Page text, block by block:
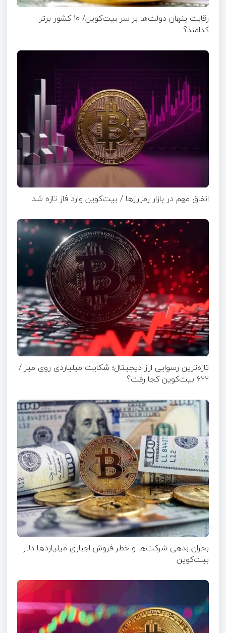
رقابت پنهان دولت‌ها بر سر بیت‌کوین/ ۱۰ کشور برتر
کدامند؟
اتفاق مهم در بازار رمزارزها / بیت‌کوین وارد فاز تازه شد
تازه‌ترین رسوایی ارز دیجیتال؛ شکایت میلیاردی روی میز /
۶۲۲ بیت‌کوین کجا رفت؟
بحران بدهی شرکت‌ها و خطر فروش اجباری میلیاردها دلار
بیت‌کوین